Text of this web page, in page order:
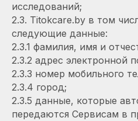
исследований;
2.3. Titokcare.by в том
следующие данные:
2.3.1 фамилия, имя и
2.3.2 адрес электронной
2.3.3 номер мобильного
2.3.4 город;
2.3.5 данные, которые
передаются Сервисам в